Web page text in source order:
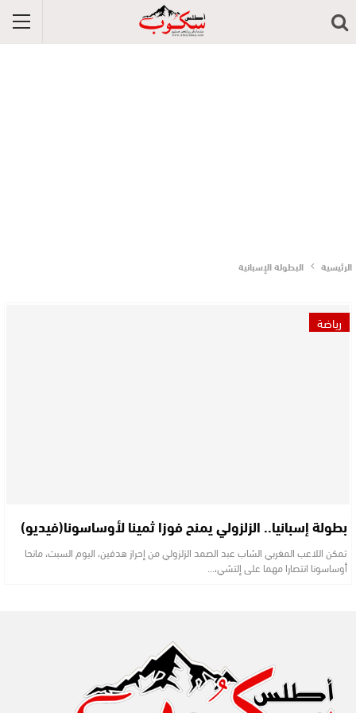
الرئيسية البطولة الإسبانية
رياضة
بطولة إسبانيا.. الزلزولي يمنح فوزا ثمينا لأوساسونا(فيديو)
تمكن اللاعب المغربي الشاب عبد الصمد الزلزولي من إحراز هدفين، اليوم السبت، مانحا
أوساسونا انتصارا مهما على إلتشي،…